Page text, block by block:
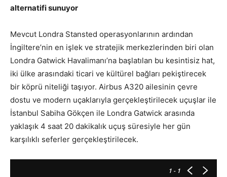
alternatifi sunuyor
Mevcut Londra Stansted operasyonlarının ardından
İngiltere’nin en işlek ve stratejik merkezlerinden biri olan
Londra Gatwick Havalimanı’na başlatılan bu kesintisiz hat,
iki ülke arasındaki ticari ve kültürel bağları pekiştirecek
bir köprü niteliği taşıyor. Airbus A320 ailesinin çevre
dostu ve modern uçaklarıyla gerçekleştirilecek uçuşlar ile
İstanbul Sabiha Gökçen ile Londra Gatwick arasında
yaklaşık 4 saat 20 dakikalık uçuş süresiyle her gün
karşılıklı seferler gerçekleştirilecek.
1 - 1